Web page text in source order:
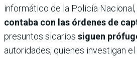
informático de la Policía Nacional,
contaba con las órdenes de
presuntos sicarios siguen
autoridades, quienes investigan